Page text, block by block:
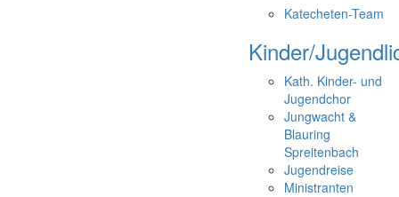
Katecheten-Team
Kinder/
Kath. Kinder- und
Jugendchor
Jungwacht &
Blauring
Spreitenbach
Jugendreise
Ministranten